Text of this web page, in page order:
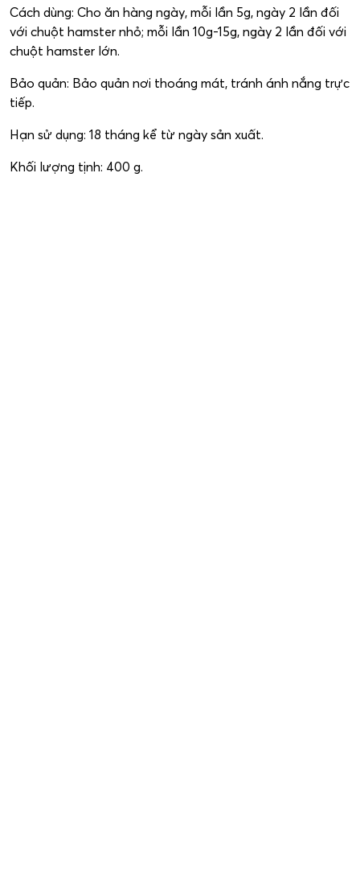
Cách dùng: Cho ăn hàng ngày, mỗi lần 5g, ngày 2 lần đối
với chuột hamster nhỏ; mỗi lần 10g-15g, ngày 2 lần đối với
chuột hamster lớn.
Bảo quản: Bảo quản nơi thoáng mát, tránh ánh nắng trực
tiếp.
Hạn sử dụng: 18 tháng kể từ ngày sản xuất.
Khối lượng tịnh: 400 g.